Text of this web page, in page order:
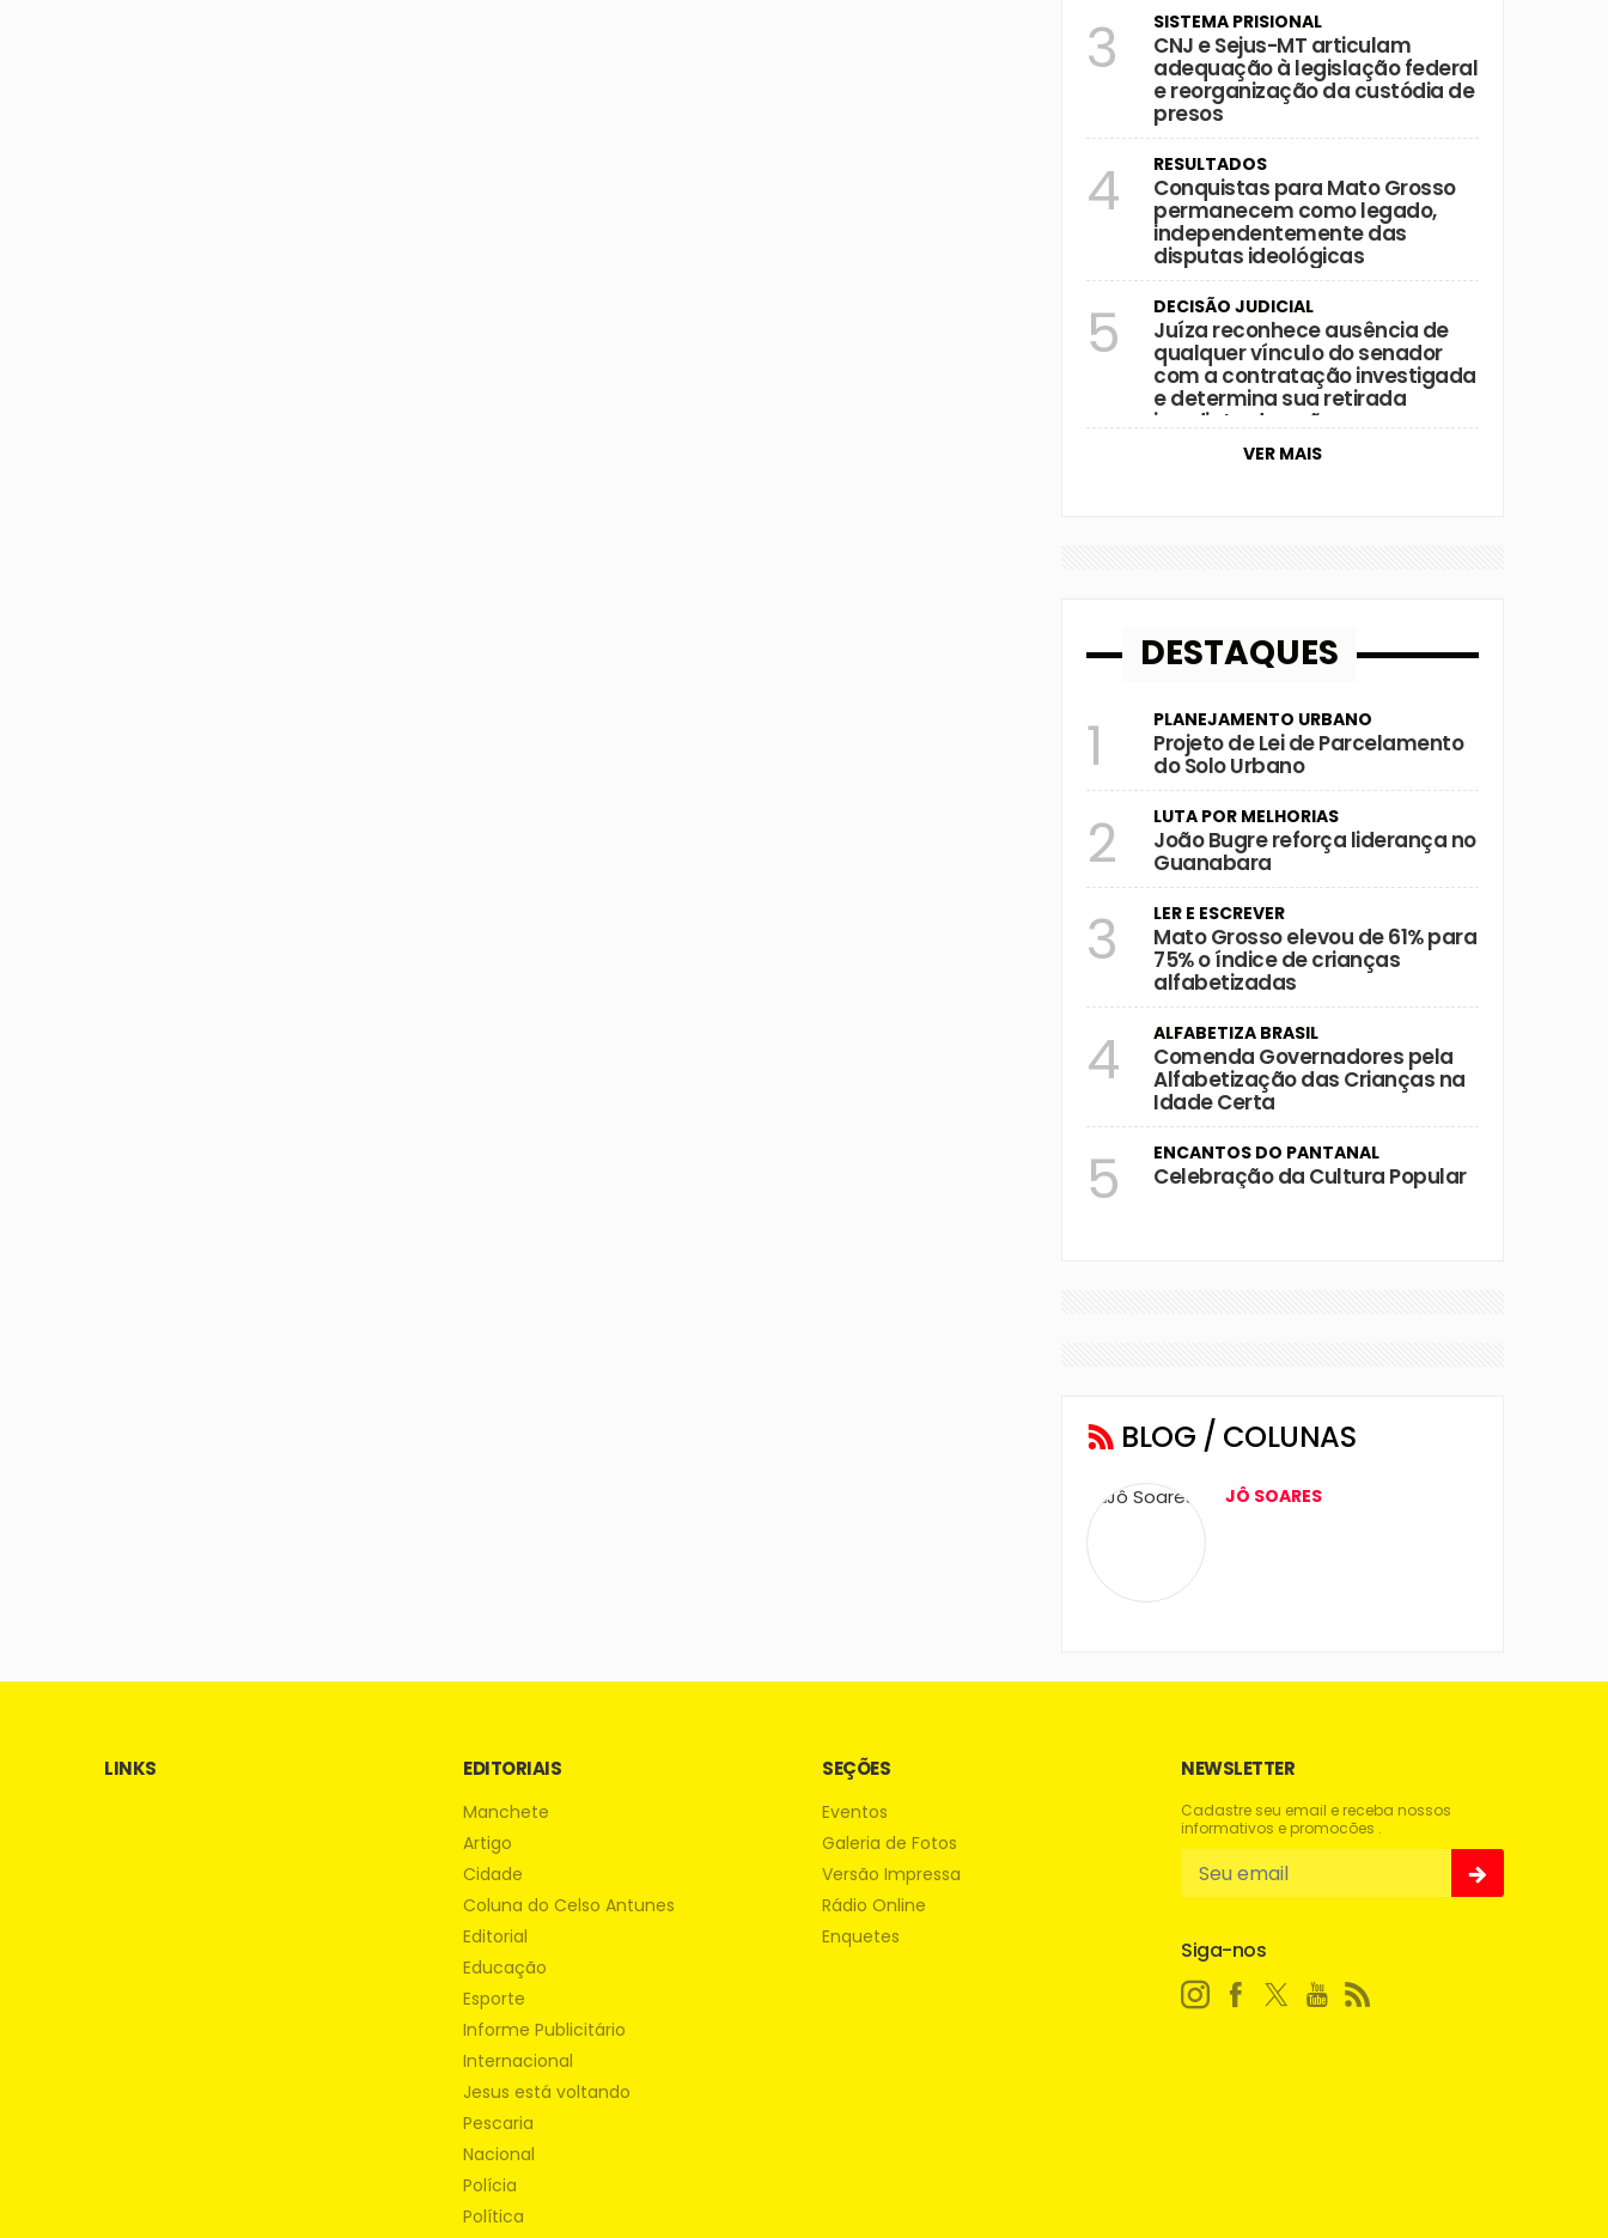
3 SISTEMA PRISIONAL
CNJ e Sejus-MT articulam
adequação à legislação federal
e reorganização da custódia de
presos
4 RESULTADOS
Conquistas para Mato Grosso
permanecem como legado,
independentemente das
disputas ideológicas
5 DECISÃO JUDICIAL
Juíza reconhece ausência de
qualquer vínculo do senador
com a contratação investigada
e determina sua retirada
imediata da ação
VER MAIS
DESTAQUES
1 PLANEJAMENTO URBANO
Projeto de Lei de Parcelamento
do Solo Urbano
2 LUTA POR MELHORIAS
João Bugre reforça liderança no
Guanabara
3 LER E ESCREVER
Mato Grosso elevou de 61% para
75% o índice de crianças
alfabetizadas
4 ALFABETIZA BRASIL
Comenda Governadores pela
Alfabetização das Crianças na
Idade Certa
5 ENCANTOS DO PANTANAL
Celebração da Cultura Popular
BLOG / COLUNAS
JÔ SOARES
LINKS EDITORIAIS
Manchete
Artigo
Cidade
Coluna do Celso Antunes
Editorial
Educação
Esporte
Informe Publicitário
Internacional
Jesus está voltando
Pescaria
Nacional
Polícia
Política
SEÇÕES
Eventos
Galeria de Fotos
Versão Impressa
Rádio Online
Enquetes
NEWSLETTER
Cadastre seu email e receba nossos
informativos e promocões .
Siga-nos